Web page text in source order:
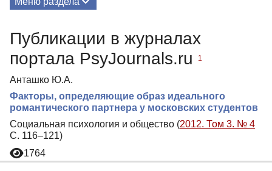
Публикации в журналах
портала PsyJournals.ru
1
Анташко Ю.А.
Факторы, определяющие образ идеального
романтического партнера у московских студентов
Социальная психология и общество (2012. Том 3. № 4
С. 116–121)
1764